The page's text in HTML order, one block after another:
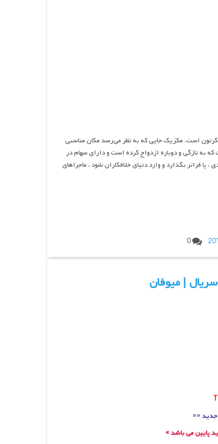
سال ۲۰۱۸ و به کارگردانی نش ادگرتون است. مکزیک جایی که به نظر می‌رسد مکان مناسبی
به تازگی و دوباره ازدواج کرده است و دارای سهام در
فراتر بگذارد و وارد دنیای خلافکاران شود ، ماجراهای
0
پایین می باشد»